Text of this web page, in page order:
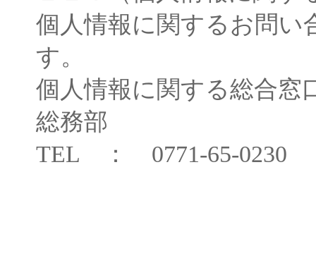
個人情報に関するお問い
す。
個人情報に関する総
総務部
TEL ： 0771-65-0230